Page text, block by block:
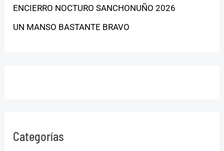
ENCIERRO NOCTURO SANCHONUÑO 2026
UN MANSO BASTANTE BRAVO
Categorías